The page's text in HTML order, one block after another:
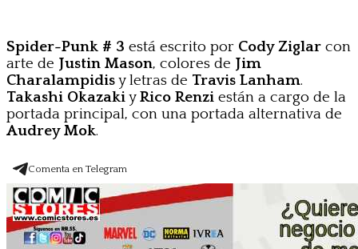
Spider-Punk # 3 está escrito por Cody Ziglar con
arte de Justin Mason, colores de Jim
Charalampidisy letras de Travis Lanham.
Takashi OkazakiyRico Renzi están a cargo de la
portada principal, con una portada alternativa de
Audrey Mok.
Comenta en Telegram